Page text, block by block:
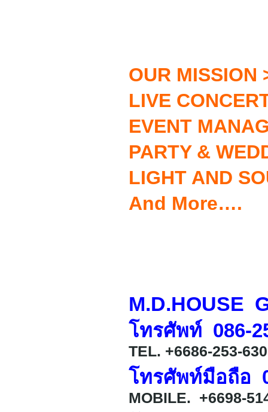
OUR MISSION
LIVE
EVENT
PARTY &
LIGHT AND
And More….
M.D.HOUSE
โทรศัพท์ 086-
TEL. +6686-253-
โทรศัพท์มือถือ
MOBILE. +6698-